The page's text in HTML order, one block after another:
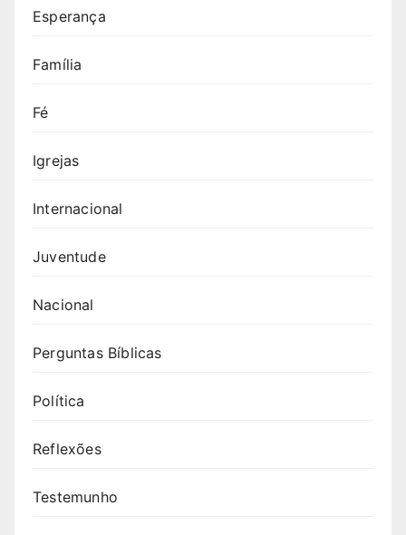
Esperança
Família
Fé
Igrejas
Internacional
Juventude
Nacional
Perguntas Bíblicas
Política
Reflexões
Testemunho